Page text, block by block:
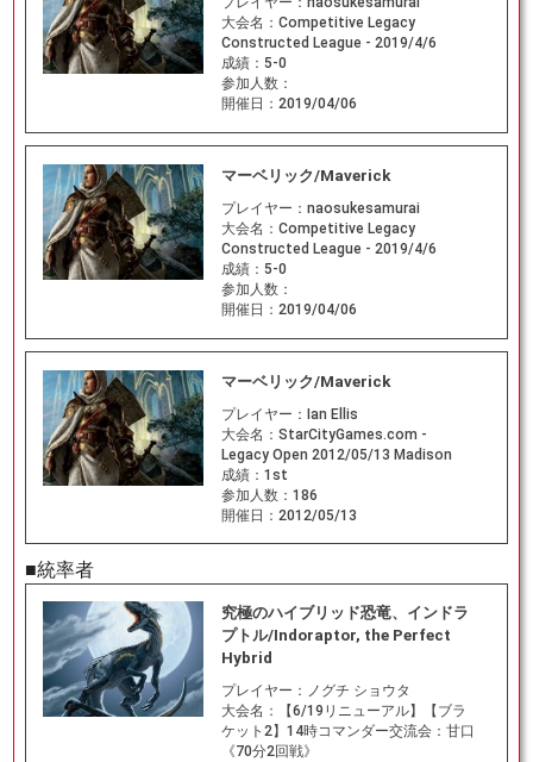
大会名： Competitive Legacy
Constructed League - 2019/4/6
成績： 5-0
参加人数：
開催日： 2019/04/06
マーベリック/Maverick
プレイヤー： naosukesamurai
大会名： Competitive Legacy
Constructed League - 2019/4/6
成績： 5-0
参加人数：
開催日： 2019/04/06
マーベリック/Maverick
プレイヤー： Ian Ellis
大会名： StarCityGames.com -
Legacy Open 2012/05/13 Madison
成績： 1st
参加人数： 186
開催日： 2012/05/13
■統率者
究極のハイブリッド恐竜、インドラ
プトル/Indoraptor, the Perfect
Hybrid
プレイヤー： ノグチ ショウタ
大会名：
【6/19リニューアル】【ブラ
ケット2】14時コマンダー交流会：甘口
《70分2回戦》